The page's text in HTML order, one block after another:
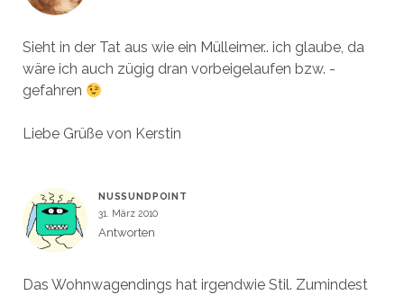
Sieht in der Tat aus wie ein Mülleimer.. ich glaube, da
wäre ich auch zügig dran vorbeigelaufen bzw. -
gefahren
Liebe Grüße von Kerstin
NUSSUNDPOINT
31. März 2010
Antworten
Das Wohnwagendings hat irgendwie Stil. Zumindest